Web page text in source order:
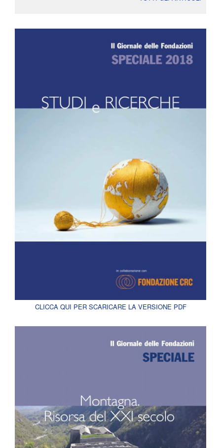
CLICCA QUI PER SCARICARE LA VERSIONE PDF